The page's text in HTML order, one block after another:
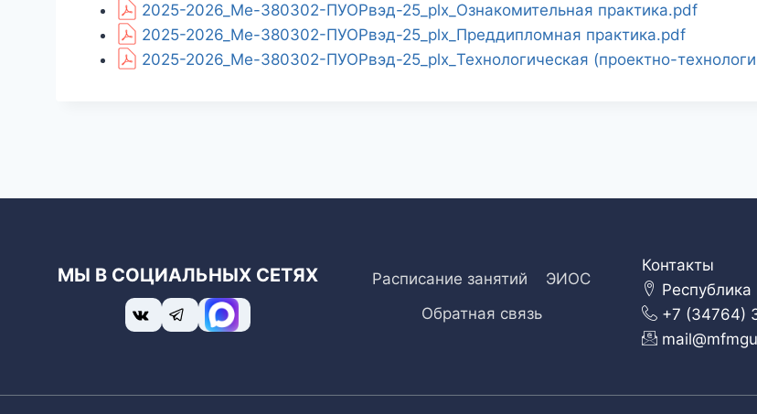
2025-2026_Ме-380302-ПУОРвэд-25_plx_Ознакомительная практика.pdf
2025-2026_Ме-380302-ПУОРвэд-25_plx_Преддипломная практика.pdf
2025-2026_Ме-380302-ПУОРвэд-25_plx_Технологическая (проектно-
МЫ В СОЦИАЛЬНЫХ СЕТЯХ Расписание занятий
ЭИОС
Обратная связь
Контакты
+7 (34764)